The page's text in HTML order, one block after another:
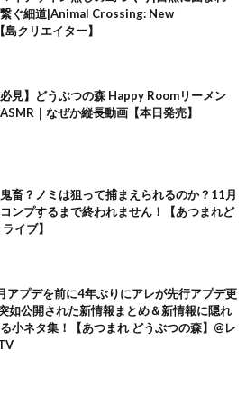
ぐ細道|Animal Crossing: New
クリエイター】
必見】どうぶつの森 Happy Roomリーメン
｜なぜか縦長動画【本日発売】
鬼畜？ノミは狙って捕まえられるのか？11月
ンプするまで終われません！【あつまれど
イブ】
アプデを前に4年ぶりにアレが先行アプデ更
如公開された新情報まとめ＆新情報に隠れ
小ネタ集！【あつまれ どうぶつの森】@レ